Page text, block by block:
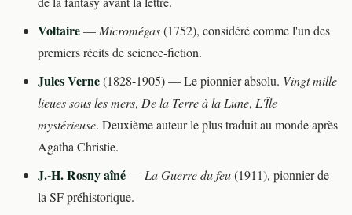
Voltaire—Micromégas(1752), considéré comme l'un des
premiers récits de science-fiction.
Jules Verne(1828-1905) — Le pionnier absolu. Vingt mille
lieues sous les mers, De la Terre à la Lune, L'Île
mystérieuse. Deuxième auteur le plus traduit au monde après
Agatha Christie.
J.-H. Rosny aîné—La Guerre du feu(1911), pionnier de
la SF préhistorique.